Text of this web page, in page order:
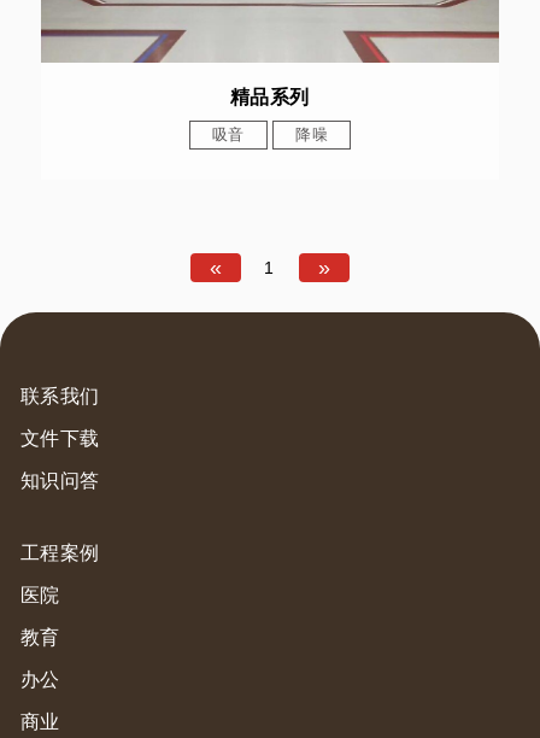
精品系列
吸音 降噪
« 1 »
联系我们
文件下载
知识问答
工程案例
医院
教育
办公
商业